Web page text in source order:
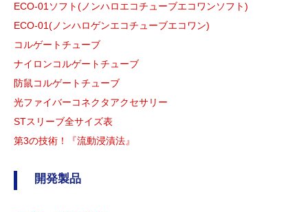
ECO-01ソフト(ノンハロエコチューブエコワンソフト)
ECO-01(ノンハロゲンエコチューブエコワン)
コルゲートチューブ
ナイロンコルゲートチューブ
防鼠コルゲートチューブ
光ファイバーコネクタアクセサリー
STスリーブ全サイズ表
第3の技術！『流動浸漬法』
開発製品